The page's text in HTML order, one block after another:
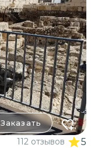
Заказать
112 отзывов 5